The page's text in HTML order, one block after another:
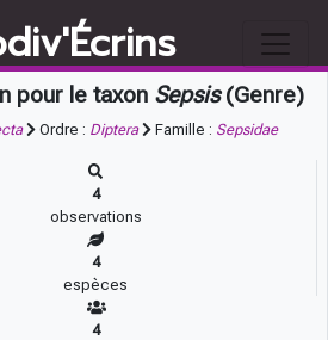
pour le taxon Sepsis(Genre)
Ordre : Diptera Famille : Sepsidae
4
observations
4
espèces
4